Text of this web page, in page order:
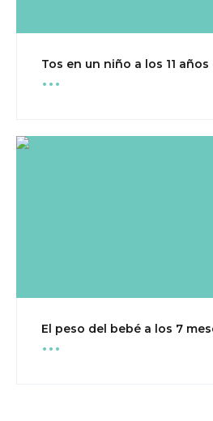
Tos en un niño a los 11
...
El peso del bebé a los 7
...